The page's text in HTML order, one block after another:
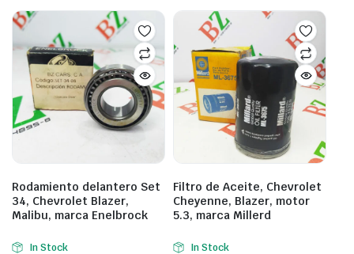
Rodamiento delantero Set
34, Chevrolet Blazer,
Malibu, marca Enelbrock
In Stock
Filtro de Aceite, Chevrolet
Cheyenne, Blazer, motor
5.3, marca Millerd
In Stock